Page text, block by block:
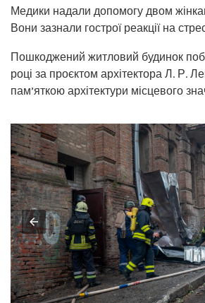
Медики надали допомогу двом
Вони зазнали гострої реакції на
Пошкоджений житловий будинок
році за проєктом архітектора Л. Р.
пам’яткою архітектури місцевого